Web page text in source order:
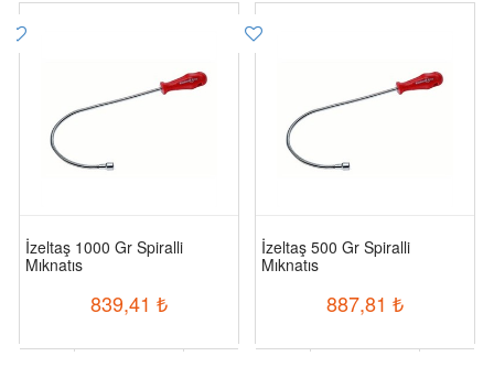
İzeltaş 1000 Gr Spiralli
Mıknatıs
839,41 ₺
İzeltaş 500 Gr Spiralli
Mıknatıs
887,81 ₺